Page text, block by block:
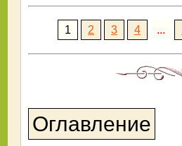
1 2 3 4 ...
Оглавление